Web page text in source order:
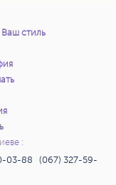
стиль
:
03-88 (067) 327-59-